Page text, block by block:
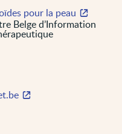
pour la peau
Belge d’Information